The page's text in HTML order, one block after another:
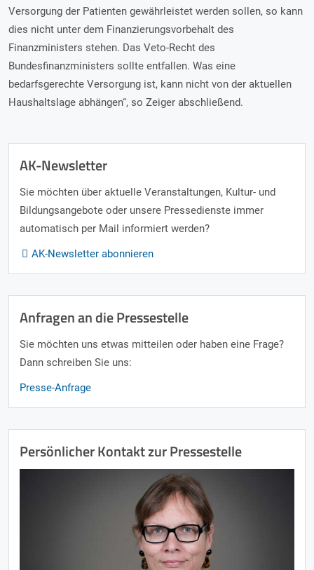
Versorgung der Patienten gewährleistet werden sollen, so kann
dies nicht unter dem Finanzierungsvorbehalt des
Finanzministers stehen. Das Veto-Recht des
Bundesfinanzministers sollte entfallen. Was eine
bedarfsgerechte Versorgung ist, kann nicht von der aktuellen
Haushaltslage abhängen“, so Zeiger abschließend.
AK-Newsletter
Sie möchten über aktuelle Veranstaltungen, Kultur- und
Bildungsangebote oder unsere Pressedienste immer
automatisch per Mail informiert werden?
AK-Newsletter abonnieren
Anfragen an die Pressestelle
Sie möchten uns etwas mitteilen oder haben eine Frage?
Dann schreiben Sie uns:
Presse-Anfrage
Persönlicher Kontakt zur Pressestelle